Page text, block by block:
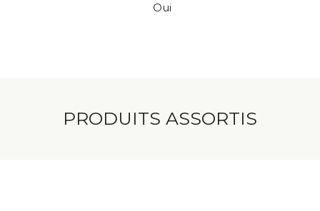
Oui
PRODUITS ASSORTIS